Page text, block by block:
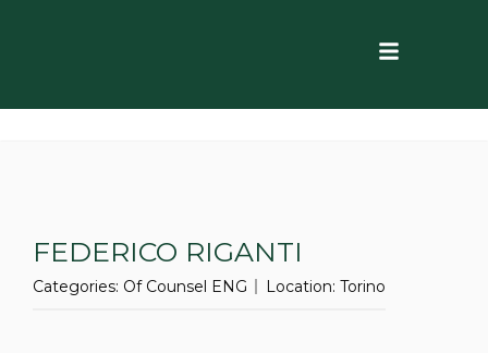
FEDERICO RIGANTI
Categories: Of Counsel ENG Location: Torino